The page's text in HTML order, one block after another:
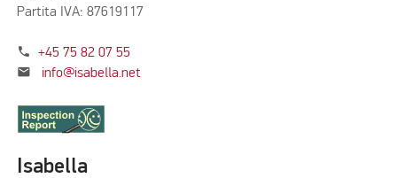
Partita IVA: 87619117
phone +45 75 82 07 55
mail info@isabella.net
Isabella